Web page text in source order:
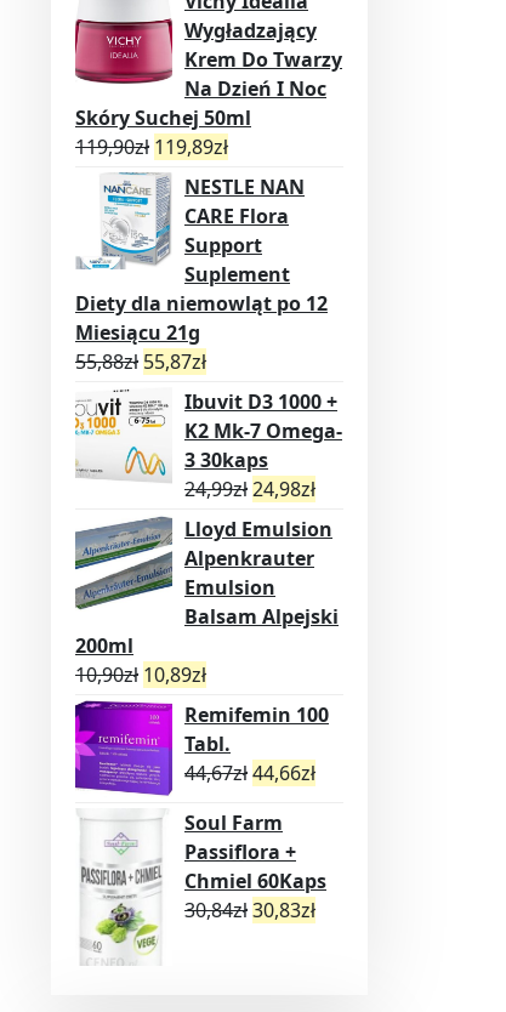
Wygładzający
Krem Do Twarzy
Na Dzień I Noc
Skóry Suchej 50ml
119,90zł 119,89zł
NESTLE NAN
CARE Flora
Support
Suplement
Diety dla niemowląt po 12
Miesiącu 21g
55,88zł 55,87zł
Ibuvit D3 1000 +
K2 Mk-7 Omega-
3 30kaps
24,99zł24,98zł
Lloyd Emulsion
Alpenkrauter
Emulsion
Balsam Alpejski
200ml
10,90zł 10,89zł
Remifemin 100
Tabl.
44,67zł44,66zł
Soul Farm
Passiflora +
Chmiel 60Kaps
30,84zł30,83zł